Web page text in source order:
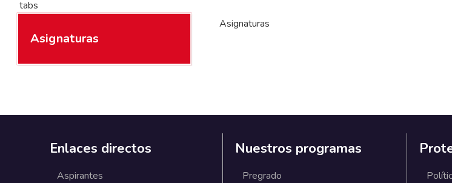
tabs
Asignaturas
Asignaturas
Enlaces directos
Aspirantes
Nuestros programas
Pregrado